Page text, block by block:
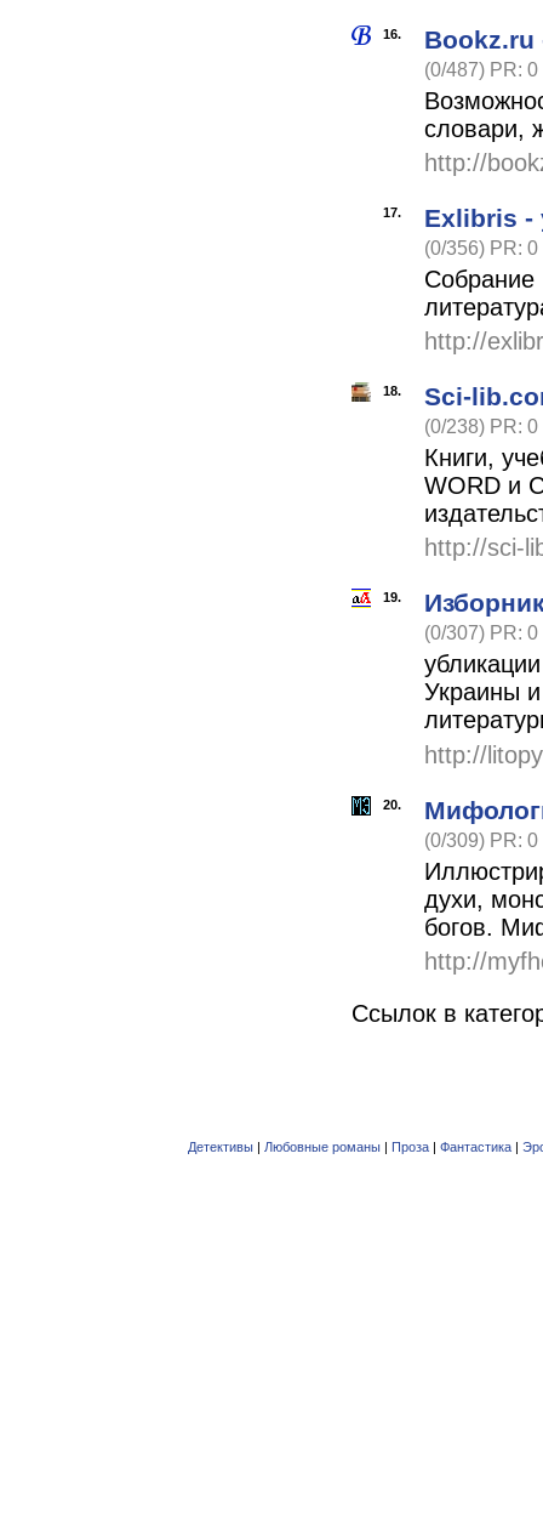
16. Bookz.ru
(0/487) PR:
словари,
http://
17. Exlibris -
(0/356) PR:
Собрание
http://
18. Sci-
(0/238) PR:
Книги,
WORD и
http://sci-
19.
(0/307) PR:
Украины
http://
20.
(0/309) PR:
духи,
богов.
http://
Ссылок в
Детективы | Любовные романы | Проза | Фантастика |